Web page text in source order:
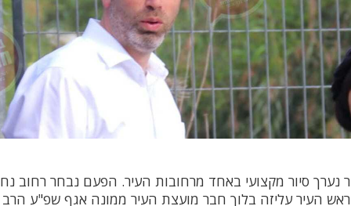
נערך סיור מקצועי באחד מרחובות העיר. הפעם נבחר רחוב
ראש העיר עליזה בלוך חבר מועצת העיר ממונה אגף שפ"ע